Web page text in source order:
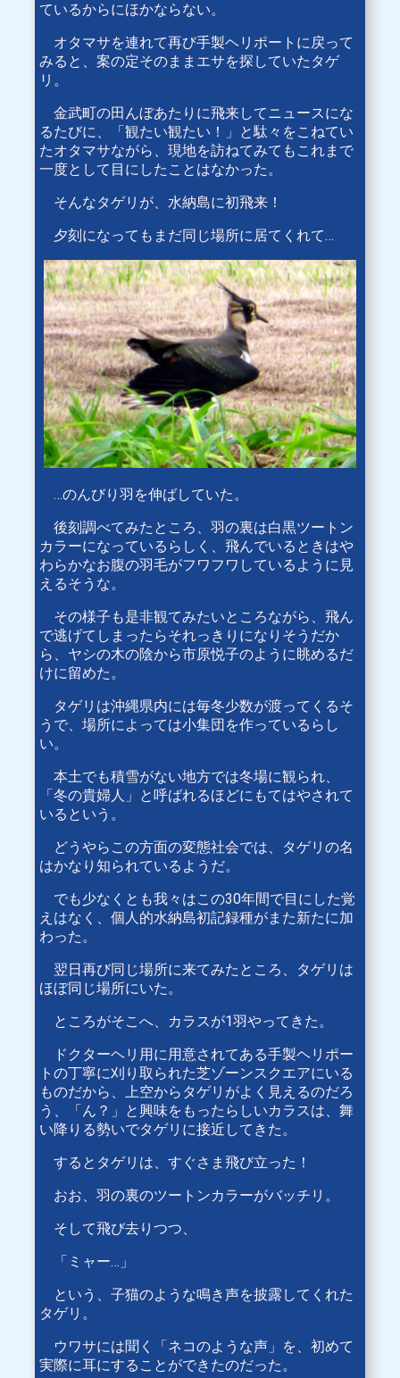
ているからにほかならない。
オタマサを連れて再び手製ヘリポートに戻って
みると、案の定そのままエサを探していたタゲ
リ。
金武町の田んぼあたりに飛来してニュースにな
るたびに、「観たい観たい！」と駄々をこねてい
たオタマサながら、現地を訪ねてみてもこれまで
一度として目にしたことはなかった。
そんなタゲリが、水納島に初飛来！
夕刻になってもまだ同じ場所に居てくれて…
…のんびり羽を伸ばしていた。
後刻調べてみたところ、羽の裏は白黒ツートン
カラーになっているらしく、飛んでいるときはや
わらかなお腹の羽毛がフワフワしているように見
えるそうな。
その様子も是非観てみたいところながら、飛ん
で逃げてしまったらそれっきりになりそうだか
ら、ヤシの木の陰から市原悦子のように眺めるだ
けに留めた。
タゲリは沖縄県内には毎冬少数が渡ってくるそ
うで、場所によっては小集団を作っているらし
い。
本土でも積雪がない地方では冬場に観られ、
「冬の貴婦人」と呼ばれるほどにもてはやされて
いるという。
どうやらこの方面の変態社会では、タゲリの名
はかなり知られているようだ。
でも少なくとも我々はこの30年間で目にした覚
えはなく、個人的水納島初記録種がまた新たに加
わった。
翌日再び同じ場所に来てみたところ、タゲリは
ほぼ同じ場所にいた。
ところがそこへ、カラスが1羽やってきた。
ドクターヘリ用に用意されてある手製ヘリポー
トの丁寧に刈り取られた芝ゾーンスクエアにいる
ものだから、上空からタゲリがよく見えるのだろ
う、「ん？」と興味をもったらしいカラスは、舞
い降りる勢いでタゲリに接近してきた。
するとタゲリは、すぐさま飛び立った！
おお、羽の裏のツートンカラーがバッチリ。
そして飛び去りつつ、
「ミャー…」
という、子猫のような鳴き声を披露してくれた
タゲリ。
ウワサには聞く「ネコのような声」を、初めて
実際に耳にすることができたのだった。